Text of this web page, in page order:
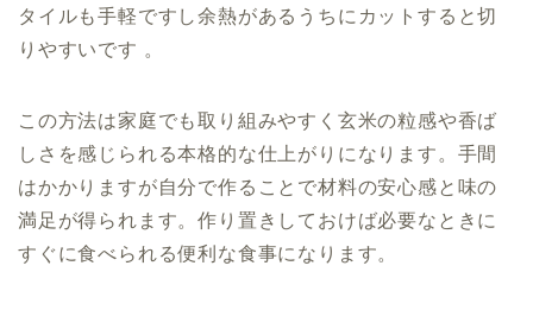
タイルも手軽ですし余熱があるうちにカットすると切
りやすいです 。
この方法は家庭でも取り組みやすく玄米の粒感や香ば
しさを感じられる本格的な仕上がりになります。手間
はかかりますが自分で作ることで材料の安心感と味の
満足が得られます。作り置きしておけば必要なときに
すぐに食べられる便利な食事になります。